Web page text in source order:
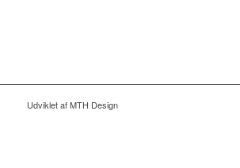
Udviklet af MTH Design